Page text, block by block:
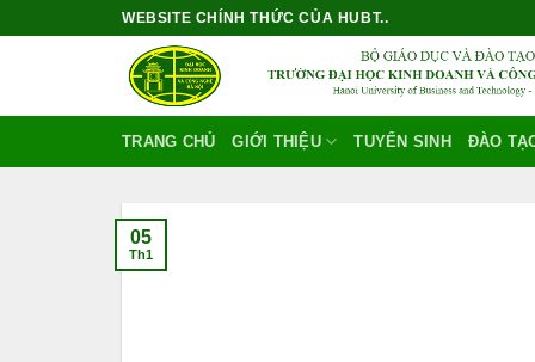
WEBSITE CHÍNH THỨC CỦA HUBT..
TRANG CHỦ GIỚI THIỆU TUYỂN SINH ĐÀO
05
Th1